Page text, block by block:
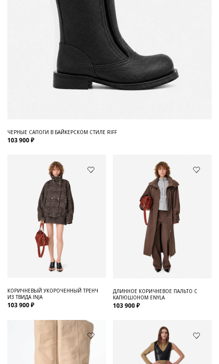
ЧЕРНЫЕ САПОГИ В БАЙКЕРСКОМ СТИЛЕ RIFF
103 900 ₽
КОРИЧНЕВЫЙ УКОРОЧЕННЫЙ ТРЕНЧ
ИЗ ТВИДА INJA
103 900 ₽
ДЛИННОЕ КОРИЧНЕВОЕ ПАЛЬТО С
КАПЮШОНОМ ENYLA
103 900 ₽